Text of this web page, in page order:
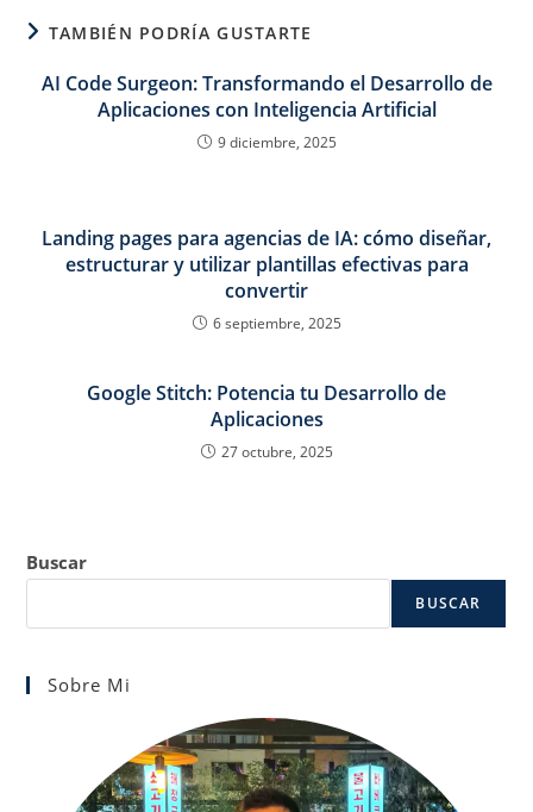
TAMBIÉN PODRÍA GUSTARTE
AI Code Surgeon: Transformando el Desarrollo de
Aplicaciones con Inteligencia Artificial
9 diciembre, 2025
Landing pages para agencias de IA: cómo diseñar,
estructurar y utilizar plantillas efectivas para
convertir
6 septiembre, 2025
Google Stitch: Potencia tu Desarrollo de
Aplicaciones
27 octubre, 2025
Buscar
BUSCAR
Sobre Mi